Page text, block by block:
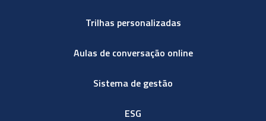
Trilhas personalizadas
Aulas de conversação online
Sistema de gestão
ESG